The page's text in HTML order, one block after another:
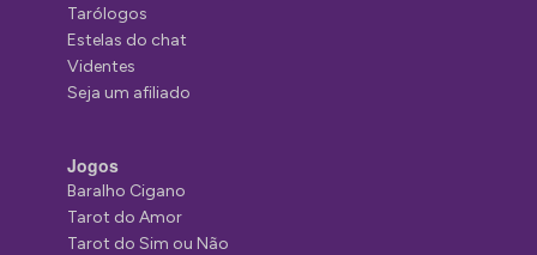
Tarólogos
Estelas do chat
Videntes
Seja um afiliado
Jogos
Baralho Cigano
Tarot do Amor
Tarot do Sim ou Não